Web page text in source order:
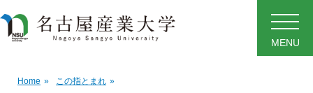
MENU
Home » この指とまれ »